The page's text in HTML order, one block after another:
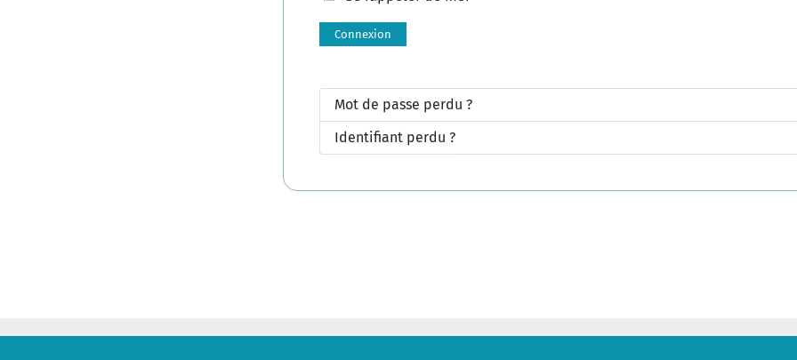
Connexion
Mot de passe perdu ?
Identifiant perdu ?